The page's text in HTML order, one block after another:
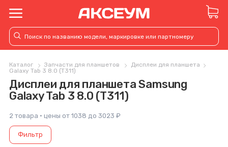
Каталог Запчасти для планшетов
Дисплеи для планшета
Galaxy Tab 3 8.0 (T311)
Дисплеи для планшета Samsung
Galaxy Tab 3 8.0 (T311)
2 товара · цены от 1038 до 3023 ₽
Фильтр